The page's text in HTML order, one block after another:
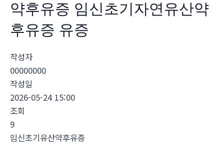
약후유증 임신초기자연유산약
후유증 유증
작성자
00000000
작성일
2026-05-24 15:00
조회
9
임신초기유산약후유증